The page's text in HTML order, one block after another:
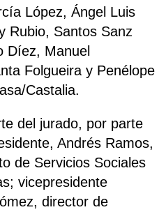
López, Ángel Luis
Rubio, Santos Sanz
Díez, Manuel
Folgueira y Penélope
Castalia.
del jurado, por parte
Andrés Ramos,
de Servicios Sociales
vicepresidente
director de